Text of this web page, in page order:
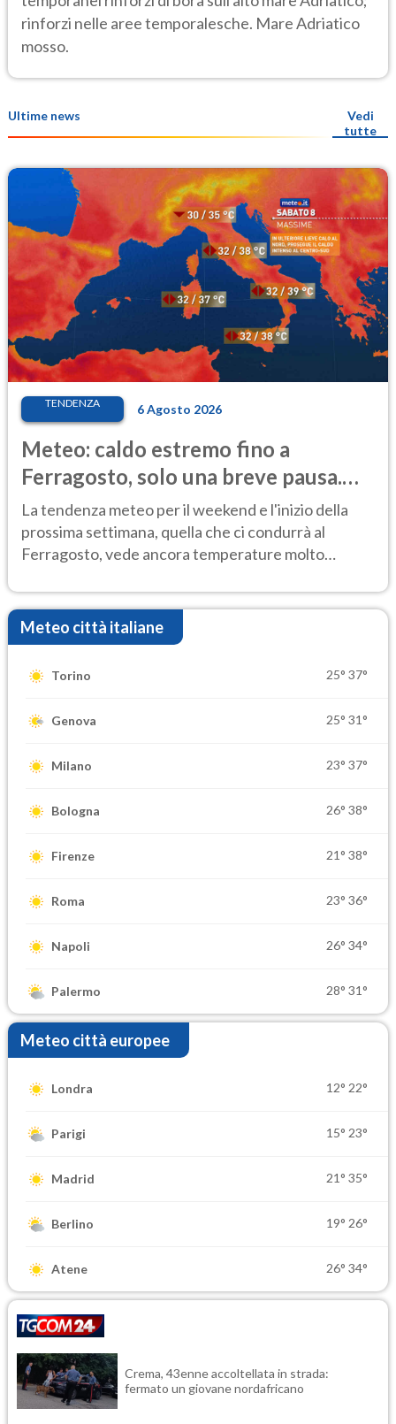
rinforzi nelle aree temporalesche. Mare Adriatico
mosso.
Ultime news
Vedi
tutte
TENDENZA 6 Agosto 2026
Meteo: caldo estremo fino a
Ferragosto, solo una breve pausa.
Ecco dove
La tendenza meteo per il weekend e l'inizio della
prossima settimana, quella che ci condurrà al
Ferragosto, vede ancora temperature molto
Meteo città italiane
Torino 25° 37°
Genova 25° 31°
Milano 23° 37°
Bologna 26° 38°
Firenze 21° 38°
Roma 23° 36°
Napoli 26° 34°
Palermo 28° 31°
Meteo città europee
Londra 12° 22°
Parigi 15° 23°
Madrid 21° 35°
Berlino 19° 26°
Atene 26° 34°
Crema, 43enne accoltellata in strada:
fermato un giovane nordafricano